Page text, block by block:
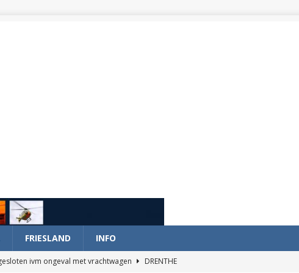
FRIESLAND INFO
ivm ongeval met vrachtwagen
DRENTHE